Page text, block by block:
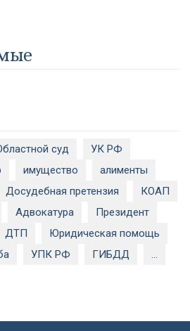
суд
УК РФ
имущество
алименты
Досудебная претензия
КОАП
Адвокатура
Президент
ДТП
Юридическая помощь
УПК РФ ГИБДД ...